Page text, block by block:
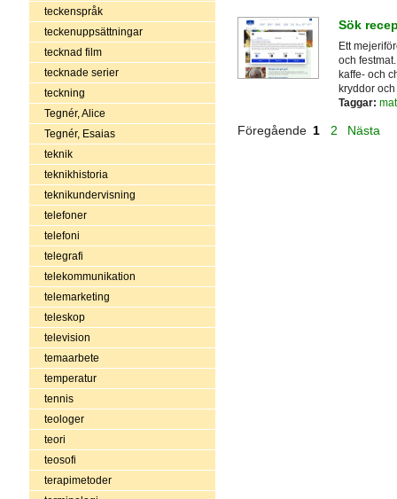
teckenspråk
teckenuppsättningar
tecknad film
tecknade serier
teckning
Tegnér, Alice
Tegnér, Esaias
teknik
teknikhistoria
teknikundervisning
telefoner
telefoni
telegrafi
telekommunikation
telemarketing
teleskop
television
temaarbete
temperatur
tennis
teologer
teori
teosofi
terapimetoder
Sök
Ett
och
kaffe- och
kryddor
Taggar:
Föregående 1 2 Nästa